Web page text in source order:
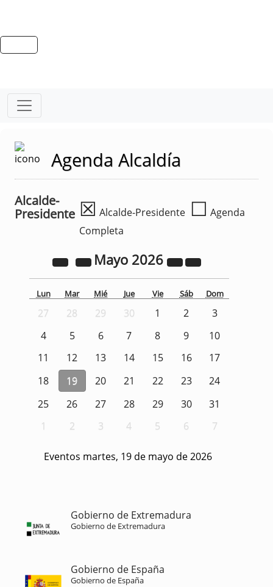
Agenda Alcaldía
Alcalde-
Presidente ☒ Alcalde-Presidente ☐ Agenda
Completa
Mayo 2026
Lun Mar Mié Jue Vie Sáb Dom
27 28 29 30 1 2
3
4
5 6 7 8 9
10
11
12 13 14 15 16
17
18
19 20 21 22 23
24
25
26 27 28 29 30
31
1
2 3 4 5 6 7
Eventos martes, 19 de mayo de 2026
Gobierno de Extremadura
Gobierno de Extremadura
Gobierno de España
Gobierno de España